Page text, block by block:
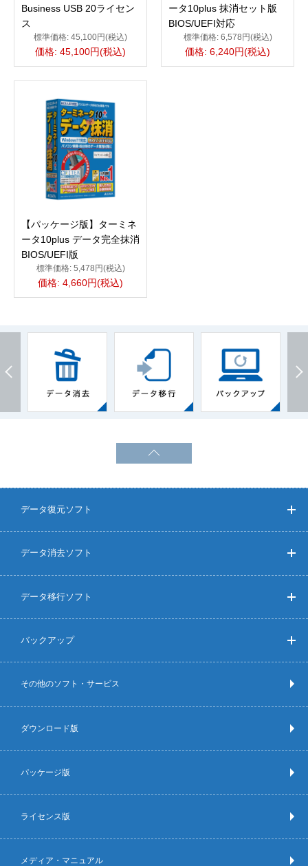
Business USB 20ライセン
ス
標準価格: 45,100円(税込)
価格: 45,100円(税込)
ータ10plus 抹消セット版
BIOS/UEFI対応
標準価格: 6,578円(税込)
価格: 6,240円(税込)
【パッケージ版】ターミネ
ータ10plus データ完全抹消
BIOS/UEFI版
標準価格: 5,478円(税込)
価格: 4,660円(税込)
データ復元ソフト
データ消去ソフト
データ移行ソフト
バックアップ
その他のソフト・サービス
ダウンロード版
パッケージ版
ライセンス版
メディア・マニュアル